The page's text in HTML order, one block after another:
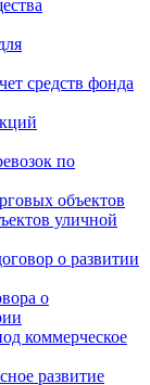
средств фонда
по
объектов
уличной
о развитии
о
коммерческое
развитие